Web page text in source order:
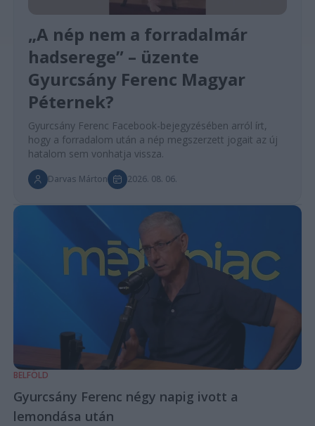
„A nép nem a forradalmár
hadserege” – üzente
Gyurcsány Ferenc Magyar
Péternek?
Gyurcsány Ferenc Facebook-bejegyzésében arról írt,
hogy a forradalom után a nép megszerzett jogait az új
hatalom sem vonhatja vissza.
Darvas Márton 2026. 08. 06.
BELFÖLD
Gyurcsány Ferenc négy napig ivott a
lemondása után